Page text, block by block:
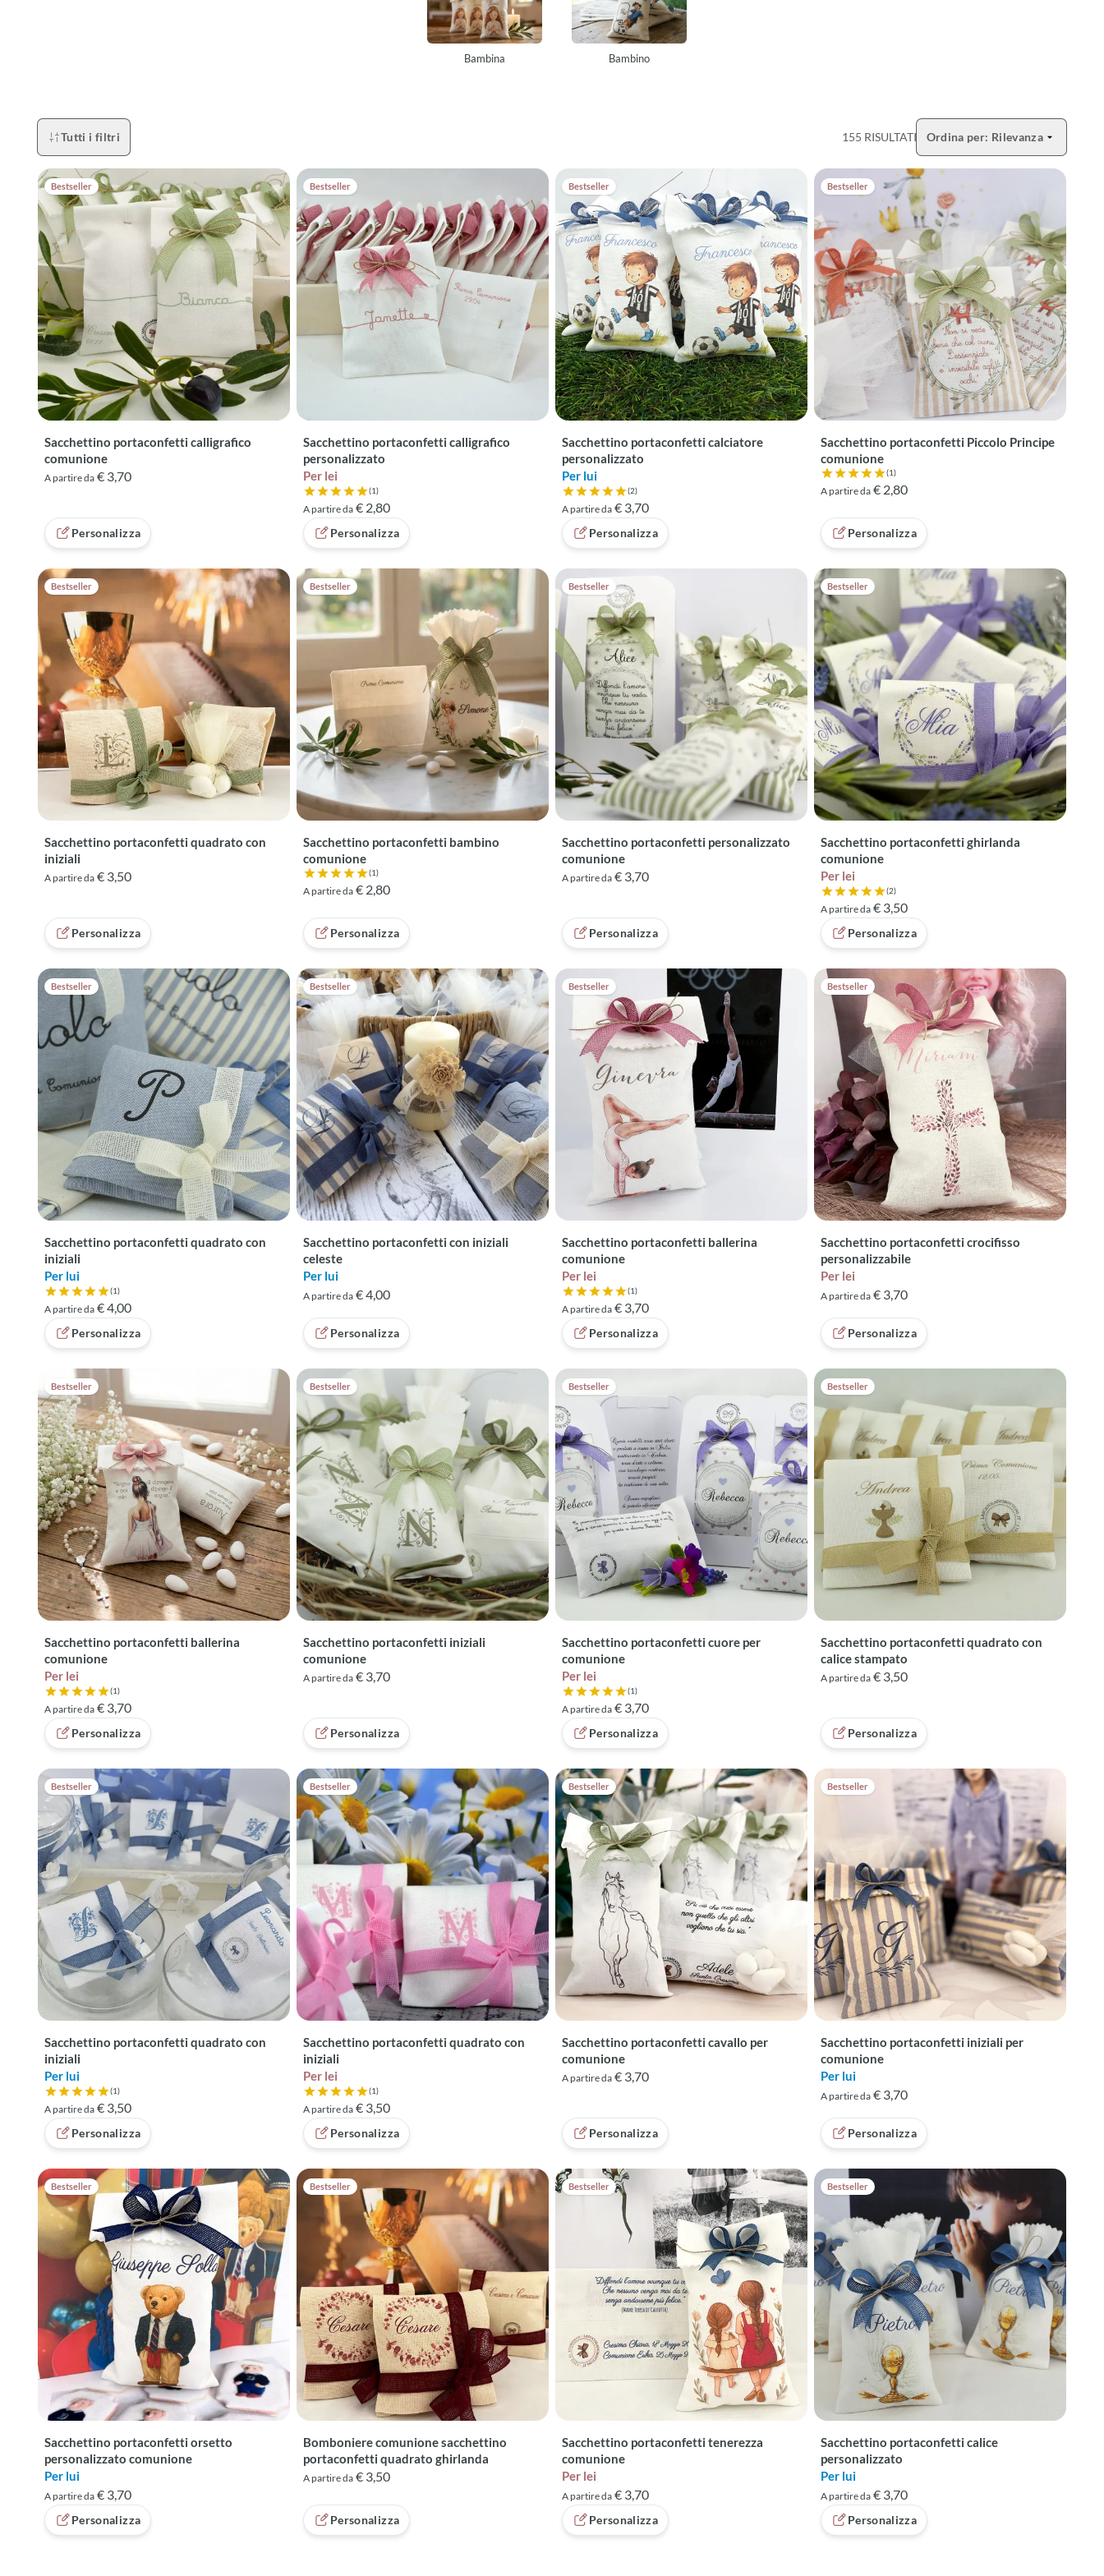
Il risultato? Sacchetti per confetti prima comunione morbidi, ecologici e raffinati, che profumano di
tradizione e (su richiesta) di fiori essiccati di lavanda.
dal 2013 unisce l'amore per il cucito all'innovazione. Niente è pronto, tutto è fatto su misura per te.
Bambina Bambino
Tutti i filtri 155 RISULTATI Ordina per: Rilevanza
Apri selezione ordinamento
Bestseller
Sacchettino portaconfetti calligrafico
comunione
A partire da € 3,70
Personalizza
Bestseller
Sacchettino portaconfetti calligrafico
personalizzato
Per lei
(1)
Valutazione 5 su 5 basata su 1 recensioni
A partire da € 2,80
Personalizza
Bestseller
Sacchettino portaconfetti calciatore
personalizzato
Per lui
(2)
Valutazione 5 su 5 basata su 2 recensioni
A partire da € 3,70
Personalizza
Bestseller
Sacchettino portaconfetti Piccolo Principe
comunione
(1)
Valutazione 5 su 5 basata su 1 recensioni
A partire da € 2,80
Personalizza
Bestseller
Sacchettino portaconfetti quadrato con
iniziali
A partire da € 3,50
Personalizza
Bestseller
Sacchettino portaconfetti bambino
comunione
(1)
Valutazione 5 su 5 basata su 1 recensioni
A partire da € 2,80
Personalizza
Bestseller
Sacchettino portaconfetti personalizzato
comunione
A partire da € 3,70
Personalizza
Bestseller
Sacchettino portaconfetti ghirlanda
comunione
Per lei
(2)
Valutazione 5 su 5 basata su 2 recensioni
A partire da € 3,50
Personalizza
Bestseller
Sacchettino portaconfetti quadrato con
iniziali
Per lui
(1)
Valutazione 5 su 5 basata su 1 recensioni
A partire da € 4,00
Personalizza
Bestseller
Sacchettino portaconfetti con iniziali
celeste
Per lui
A partire da € 4,00
Personalizza
Bestseller
Sacchettino portaconfetti ballerina
comunione
Per lei
(1)
Valutazione 5 su 5 basata su 1 recensioni
A partire da € 3,70
Personalizza
Bestseller
Sacchettino portaconfetti crocifisso
personalizzabile
Per lei
A partire da € 3,70
Personalizza
Bestseller
Sacchettino portaconfetti ballerina
comunione
Per lei
(1)
Valutazione 5 su 5 basata su 1 recensioni
A partire da € 3,70
Personalizza
Bestseller
Sacchettino portaconfetti iniziali
comunione
A partire da € 3,70
Personalizza
Bestseller
Sacchettino portaconfetti cuore per
comunione
Per lei
(1)
Valutazione 5 su 5 basata su 1 recensioni
A partire da € 3,70
Personalizza
Bestseller
Sacchettino portaconfetti quadrato con
calice stampato
A partire da € 3,50
Personalizza
Bestseller
Sacchettino portaconfetti quadrato con
iniziali
Per lui
(1)
Valutazione 5 su 5 basata su 1 recensioni
A partire da € 3,50
Personalizza
Bestseller
Sacchettino portaconfetti quadrato con
iniziali
Per lei
(1)
Valutazione 5 su 5 basata su 1 recensioni
A partire da € 3,50
Personalizza
Bestseller
Sacchettino portaconfetti cavallo per
comunione
A partire da € 3,70
Personalizza
Bestseller
Sacchettino portaconfetti iniziali per
comunione
Per lui
A partire da € 3,70
Personalizza
Bestseller
Sacchettino portaconfetti orsetto
personalizzato comunione
Per lui
A partire da € 3,70
Personalizza
Bestseller
Bomboniere comunione sacchettino
portaconfetti quadrato ghirlanda
A partire da € 3,50
Personalizza
Bestseller
Sacchettino portaconfetti tenerezza
comunione
Per lei
A partire da € 3,70
Personalizza
Bestseller
Sacchettino portaconfetti calice
personalizzato
Per lui
A partire da € 3,70
Personalizza